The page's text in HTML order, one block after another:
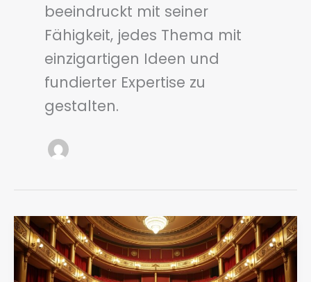
beeindruckt mit seiner
Fähigkeit, jedes Thema mit
einzigartigen Ideen und
fundierter Expertise zu
gestalten.